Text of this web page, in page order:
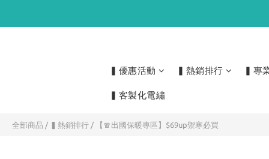
▍優惠活動 ▍熱銷排行 ▍專
▍客製化電繡
全部商品 / ▍熱銷排行 / 【🧣出國保暖專區】$69up禦寒必買